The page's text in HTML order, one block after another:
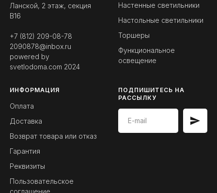
Ланской, 2 этаж, секция
B16
+7 (812) 209-08-78
2090878@inbox.ru
powered by
svetlodoma.com 2024
Настенные светильники
Настольные светильники
Торшеры
Функциональное
освещение
ИНФОРМАЦИЯ
Оплата
Доставка
Возврат товара или отказ
Гарантия
Реквизиты
Пользовательское
соглашение
ПОДПИШИТЕСЬ НА
РАССЫЛКУ